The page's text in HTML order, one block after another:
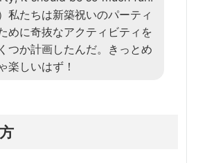
私たちは新築祝いのパーティ
めに奇抜なアクティビティを
つか計画したんだ。きっとめ
楽しいはず！